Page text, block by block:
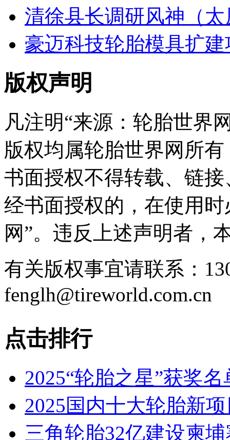
清徐县长调研风神（
豪迈科技轮胎模具扩
版权声明
凡注明“来源：轮胎世界
版权均属轮胎世界网所
书面授权不得转载、链
经书面授权的，在使用
网”。违反上述声明者，
有关版权事宜请联系：
fenglh@tireworld.com.cn
点击排行
2025“轮胎之星”获奖
2025国内十大轮胎新
三角轮胎32亿建设柬